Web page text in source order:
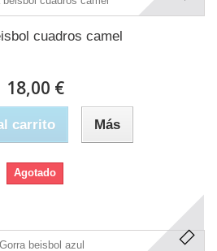
cuadros camel
18,00 €
carrito Más
Agotado